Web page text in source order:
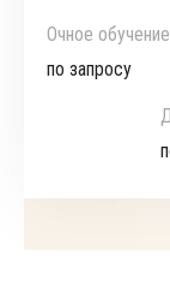
Очное обучение
по запросу